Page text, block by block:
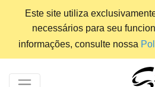
Este site utiliza
necessários para seu
informações, consulte nossa